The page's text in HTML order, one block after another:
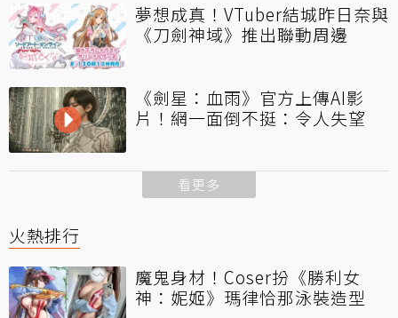
夢想成真！VTuber結城昨日奈與
《刀劍神域》推出聯動周邊
《劍星：血雨》官方上傳AI影
片！網一面倒不挺：令人失望
看更多
火熱排行
魔鬼身材！Coser扮《勝利女
神：妮姬》瑪律恰那泳裝造型